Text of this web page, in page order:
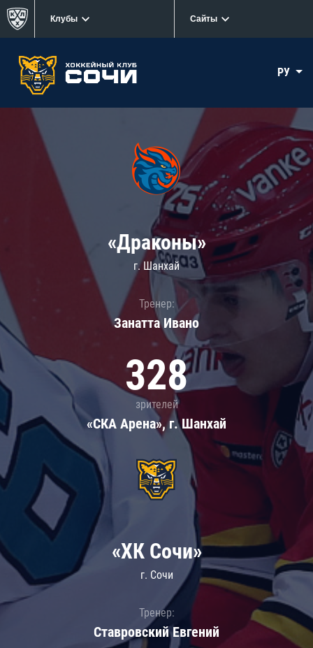
Клубы Сайты
РУ
«Драконы»
г. Шанхай
Тренер:
Занатта Иванo
328
зрителей
«СКА Арена», г. Шанхай
«ХК Сочи»
г. Сочи
Тренер:
Ставровский Евгений